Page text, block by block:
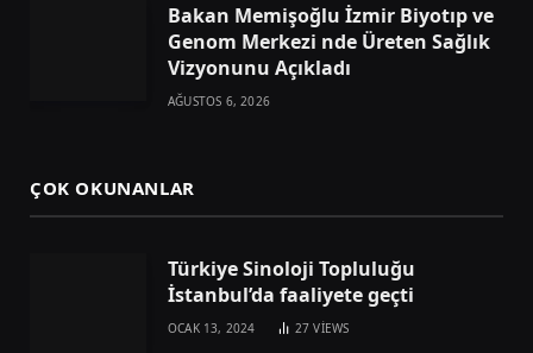
Bakan Memişoğlu İzmir Biyotıp ve
Genom Merkezi nde Üreten Sağlık
Vizyonunu Açıkladı
AĞUSTOS 6, 2026
ÇOK OKUNANLAR
Türkiye Sinoloji Topluluğu
İstanbul’da faaliyete geçti
OCAK 13, 2024 27VIEWS